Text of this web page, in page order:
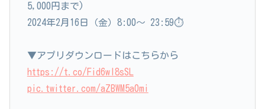
5,000円まで)
2024年2月16日（金）8:00～ 23:59⏱
▼アプリダウンロードはこちらから
https://t.co/Fid6wl8sSL
pic.twitter.com/aZBWM5a0mi